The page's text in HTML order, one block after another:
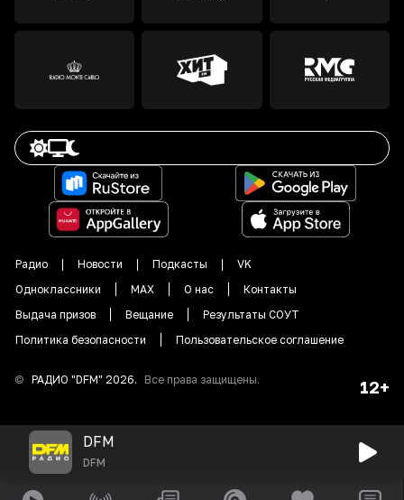
Радио Новости Подкасты
VK
Одноклассники
MAX О нас
Контакты
Выдача призов
Вещание
Результаты СОУТ
Политика безопасности
Пользовательское соглашение
© РАДИО "DFM" 2026. Все права защищены. 12+
DFM
DFM